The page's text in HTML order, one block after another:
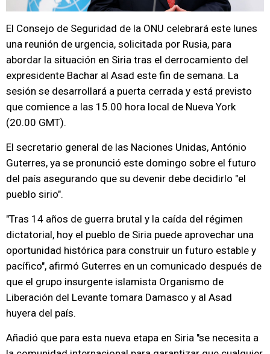
El Consejo de Seguridad de la ONU celebrará este lunes
una reunión de urgencia, solicitada por Rusia, para
abordar la situación en Siria tras el derrocamiento del
expresidente Bachar al Asad este fin de semana. La
sesión se desarrollará a puerta cerrada y está previsto
que comience a las 15.00 hora local de Nueva York
(20.00 GMT).
El secretario general de las Naciones Unidas, António
Guterres, ya se pronunció este domingo sobre el futuro
del país asegurando que su devenir debe decidirlo "el
pueblo sirio".
"Tras 14 años de guerra brutal y la caída del régimen
dictatorial, hoy el pueblo de Siria puede aprovechar una
oportunidad histórica para construir un futuro estable y
pacífico", afirmó Guterres en un comunicado después de
que el grupo insurgente islamista Organismo de
Liberación del Levante tomara Damasco y al Asad
huyera del país.
Añadió que para esta nueva etapa en Siria "se necesita a